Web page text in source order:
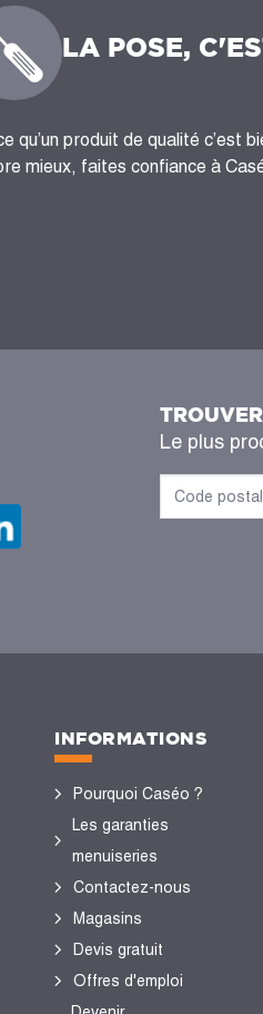
LA POSE,
qu’un produit de qualité c’est
mieux, faites confiance à
Le plus
INFORMATIONS
Pourquoi Caséo ?
Les garanties
menuiseries
Contactez-nous
Magasins
Devis gratuit
Offres d'emploi